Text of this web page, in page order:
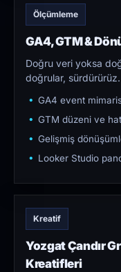
Ölçümleme
GA4, GTM &
Doğru veri yoksa
doğrular, sürdürürüz.
GA4 event
GTM düzeni ve
Gelişmiş
Looker Studio
Kreatif
Yozgat Çandır
Kreatifleri